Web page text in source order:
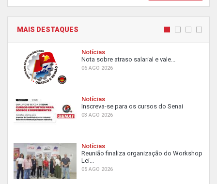
MAIS DESTAQUES
Notícias
Nota sobre atraso salarial e vale...
06 AGO 2026
Notícias
Inscreva-se para os cursos do Senai
03 AGO 2026
Notícias
Reunião finaliza organização do Workshop
Lei...
05 AGO 2026